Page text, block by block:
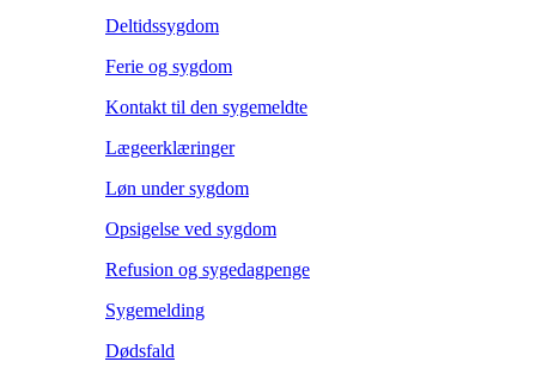
Deltidssygdom
Ferie og sygdom
Kontakt til den sygemeldte
Lægeerklæringer
Løn under sygdom
Opsigelse ved sygdom
Refusion og sygedagpenge
Sygemelding
Dødsfald